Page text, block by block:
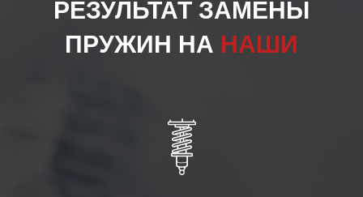
РЕЗУЛЬТАТ ЗАМЕНЫ
ПРУЖИН НА НАШИ